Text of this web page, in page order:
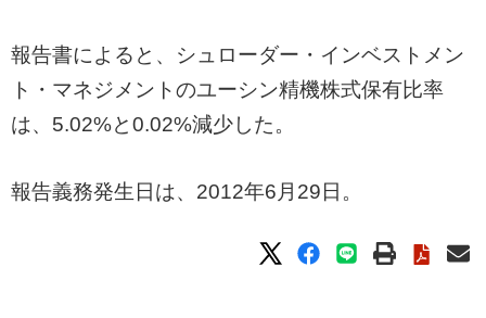
報告書によると、シュローダー・インベストメン
ト・マネジメントのユーシン精機株式保有比率
は、5.02%と0.02%減少した。
報告義務発生日は、2012年6月29日。